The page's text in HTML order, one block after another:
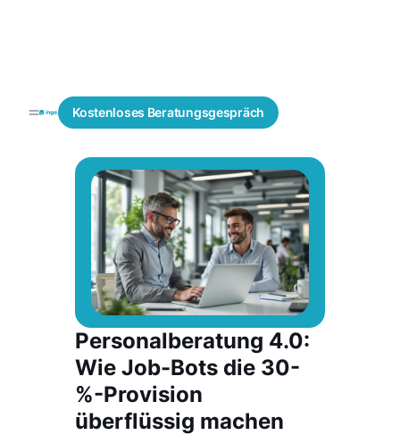
Kostenloses Beratungsgespräch
Blogs
Recruiting
Lösungen
Recruiting
Beratung
Personalberatung 4.0:
Wie Job-Bots die 30-
%-Provision
überflüssig machen